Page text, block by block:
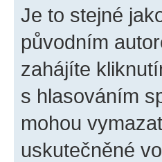
Je to stejné
původním
zahájíte
s hlasováním
mohou
uskutečněné